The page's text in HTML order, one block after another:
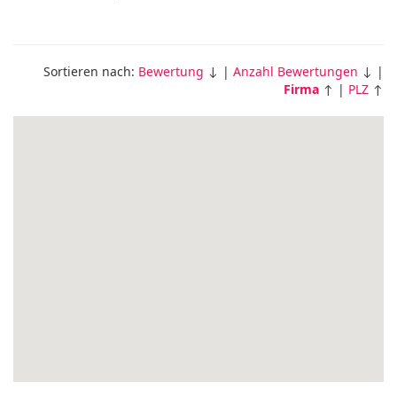
Sortieren nach: Bewertung ↓ | Anzahl Bewertungen ↓ |
Firma ↑ | PLZ ↑